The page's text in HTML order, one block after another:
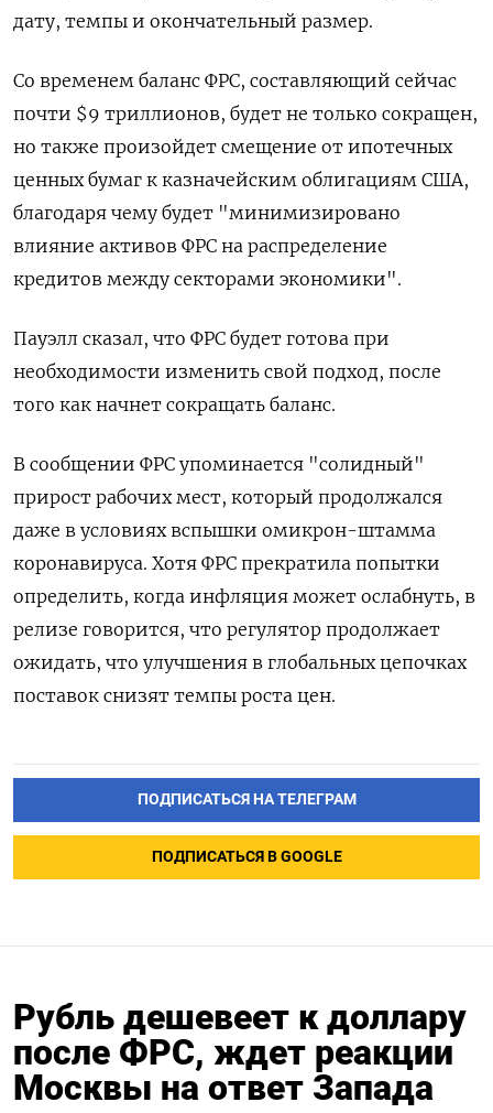
дату, темпы и окончательный размер.
Со временем баланс ФРС, составляющий сейчас
почти $9 триллионов, будет не только сокращен,
но также произойдет смещение от ипотечных
ценных бумаг к казначейским облигациям США,
благодаря чему будет "минимизировано
влияние активов ФРС на распределение
кредитов между секторами экономики".
Пауэлл сказал, что ФРС будет готова при
необходимости изменить свой подход, после
того как начнет сокращать баланс.
В сообщении ФРС упоминается "солидный"
прирост рабочих мест, который продолжался
даже в условиях вспышки омикрон-штамма
коронавируса. Хотя ФРС прекратила попытки
определить, когда инфляция может ослабнуть, в
релизе говорится, что регулятор продолжает
ожидать, что улучшения в глобальных цепочках
поставок снизят темпы роста цен.
ПОДПИСАТЬСЯ НА ТЕЛЕГРАМ
ПОДПИСАТЬСЯ В GOOGLE
Рубль дешевеет к доллару
после ФРС, ждет реакции
Москвы на ответ Запада